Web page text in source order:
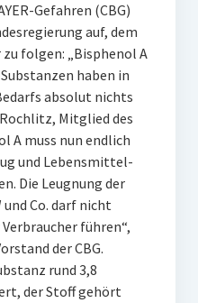
Gefahren (CBG)
auf, dem
folgen: „Bisphenol A
haben in
absolut nichts
Mitglied des
A muss nun endlich
und Lebensmittel-
Die Leugnung der
und Co. darf nicht
führen“,
der CBG.
rund 3,8
der Stoff gehört